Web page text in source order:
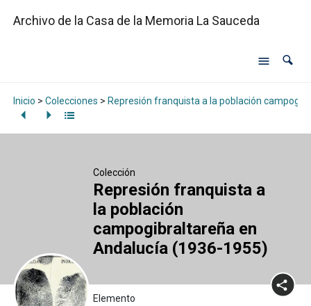
Archivo de la Casa de la Memoria La Sauceda
Inicio > Colecciones > Represión franquista a la población
Colección
Represión franquista a
la población
campogibraltareña en
Andalucía (1936-1955)
Elemento